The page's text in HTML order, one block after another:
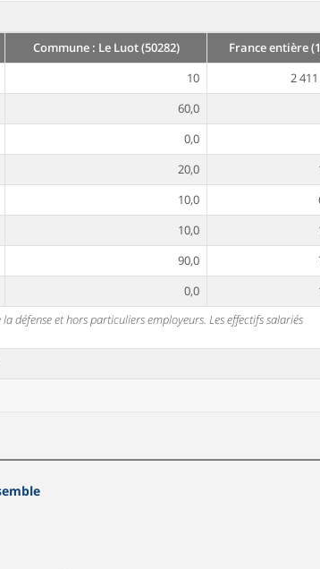
Commune : Le Luot (50282)
France entière
10
2
60,0
0,0
20,0
10,0
10,0
90,0
0,0
défense et hors particuliers employeurs. Les effectifs salariés